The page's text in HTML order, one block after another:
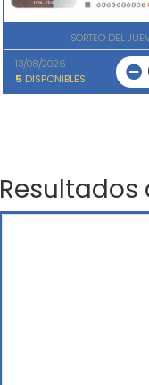
SORTEO DEL
13/08/2026
5 DISPONIBLES